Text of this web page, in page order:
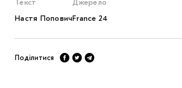
Текст
Настя Попович
Джерело
France 24
Поділитися